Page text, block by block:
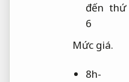
đến thứ
6
Mức giá.
8h-